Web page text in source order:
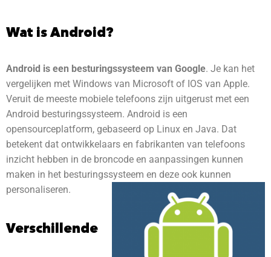
Wat is Android?
Android is een besturingssysteem van Google. Je kan het
vergelijken met Windows van Microsoft of IOS van Apple.
Veruit de meeste mobiele telefoons zijn uitgerust met een
Android besturingssysteem. Android is een
opensourceplatform, gebaseerd op Linux en Java. Dat
betekent dat ontwikkelaars en fabrikanten van telefoons
inzicht hebben in de broncode en aanpassingen kunnen
maken in het besturingssysteem en deze ook kunnen
personaliseren.
Verschillende